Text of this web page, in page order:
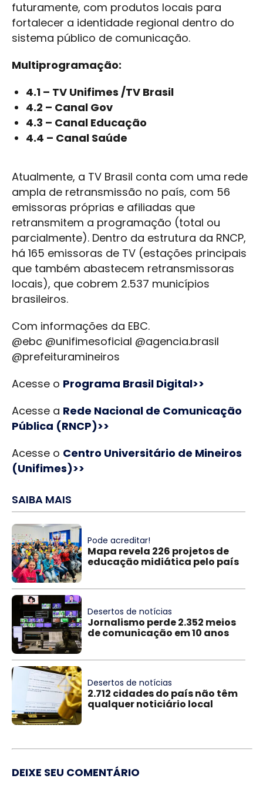
futuramente, com produtos locais para
fortalecer a identidade regional dentro do
sistema público de comunicação.
Multiprogramação:
4.1 – TV Unifimes /TV Brasil
4.2 – Canal Gov
4.3 – Canal Educação
4.4 – Canal Saúde
Atualmente, a TV Brasil conta com uma rede
ampla de retransmissão no país, com 56
emissoras próprias e afiliadas que
retransmitem a programação (total ou
parcialmente). Dentro da estrutura da RNCP,
há 165 emissoras de TV (estações principais
que também abastecem retransmissoras
locais), que cobrem 2.537 municípios
brasileiros.
Com informações da EBC.
@ebc @unifimesoficial @agencia.brasil
@prefeituramineiros
Acesse o Programa Brasil Digital>>
Acesse a Rede Nacional de Comunicação
Pública (RNCP)>>
Acesse o Centro Universitário de Mineiros
(Unifimes)>>
SAIBA MAIS
Pode acreditar!
Mapa revela 226 projetos de
educação midiática pelo país
Desertos de notícias
Jornalismo perde 2.352 meios
de comunicação em 10 anos
Desertos de notícias
2.712 cidades do país não têm
qualquer noticiário local
DEIXE SEU COMENTÁRIO